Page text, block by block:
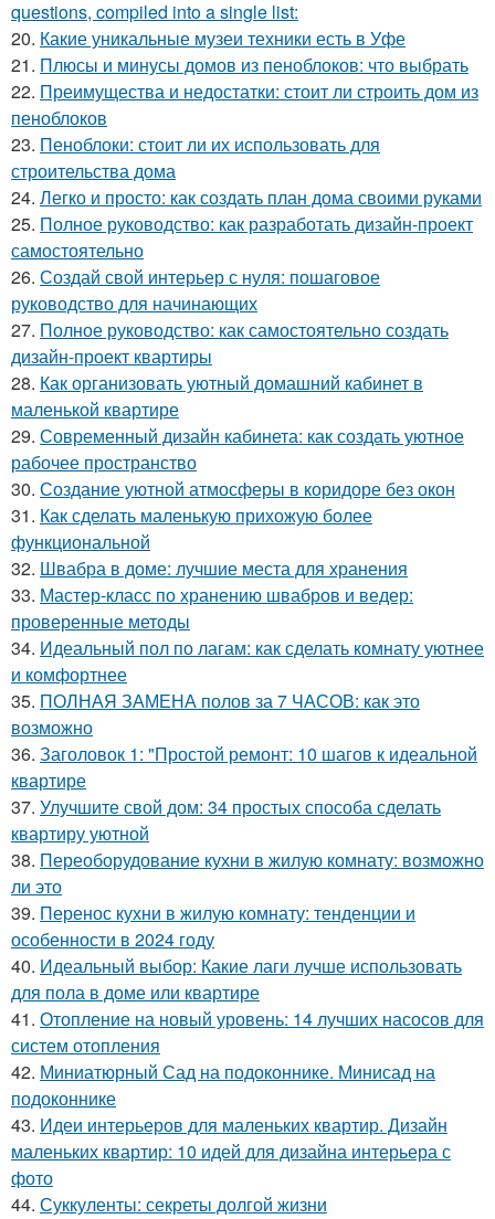
questions, compiled into a single list:
20. Какие уникальные музеи техники есть в Уфе
21. Плюсы и минусы домов из пеноблоков: что выбрать
22. Преимущества и недостатки: стоит ли строить дом из
пеноблоков
23. Пеноблоки: стоит ли их использовать для
строительства дома
24. Легко и просто: как создать план дома своими руками
25. Полное руководство: как разработать дизайн-проект
самостоятельно
26. Создай свой интерьер с нуля: пошаговое
руководство для начинающих
27. Полное руководство: как самостоятельно создать
дизайн-проект квартиры
28. Как организовать уютный домашний кабинет в
маленькой квартире
29. Современный дизайн кабинета: как создать уютное
рабочее пространство
30. Создание уютной атмосферы в коридоре без окон
31. Как сделать маленькую прихожую более
функциональной
32. Швабра в доме: лучшие места для хранения
33. Мастер-класс по хранению швабров и ведер:
проверенные методы
34. Идеальный пол по лагам: как сделать комнату уютнее
и комфортнее
35. ПОЛНАЯ ЗАМЕНА полов за 7 ЧАСОВ: как это
возможно
36. Заголовок 1: "Простой ремонт: 10 шагов к идеальной
квартире
37. Улучшите свой дом: 34 простых способа сделать
квартиру уютной
38. Переоборудование кухни в жилую комнату: возможно
ли это
39. Перенос кухни в жилую комнату: тенденции и
особенности в 2024 году
40. Идеальный выбор: Какие лаги лучше использовать
для пола в доме или квартире
41. Отопление на новый уровень: 14 лучших насосов для
систем отопления
42. Миниатюрный Сад на подоконнике. Минисад на
подоконнике
43. Идеи интерьеров для маленьких квартир. Дизайн
маленьких квартир: 10 идей для дизайна интерьера с
фото
44. Суккуленты: секреты долгой жизни